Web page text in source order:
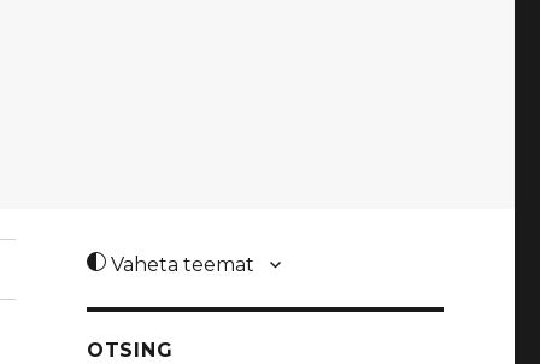
Vaheta teemat
OTSING